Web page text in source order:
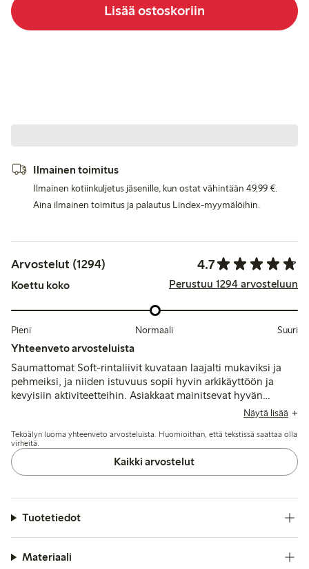
Lisää ostoskoriin
Ilmainen toimitus
Ilmainen kotiinkuljetus jäsenille, kun ostat vähintään 49,99 €.
Aina ilmainen toimitus ja palautus Lindex-myymälöihin.
Arvostelut (1294) 4.7
Koettu koko Perustuu 1294 arvosteluun
Pieni Normaali Suuri
Yhteenveto arvosteluista
Saumattomat Soft-rintaliivit kuvataan laajalti mukaviksi ja
pehmeiksi, ja niiden istuvuus sopii hyvin arkikäyttöön ja
kevyisiin aktiviteetteihin. Asiakkaat mainitsevat hyvän
vähemmän tukevaksi; satunnaisia ongelmia ovat koukkujen
ja olkaimien aiheuttama hiertyminen.
Näytä lisää
Tekoälyn luoma yhteenveto arvosteluista. Huomioithan, että tekstissä saattaa olla
virheitä.
Kaikki arvostelut
Tuotetiedot
Materiaali